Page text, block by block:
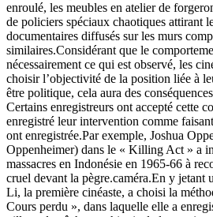
enroulé, les meubles en atelier de
de policiers spéciaux chaotiques attirant
documentaires diffusés sur les murs
similaires.Considérant que le
nécessairement ce qui est observé, les
choisir l’objectivité de la position liée à
être politique, cela aura des
Certains enregistreurs ont accepté cette
enregistré leur intervention comme
ont enregistrée.Par exemple, Joshua
Oppenheimer) dans le « Killing Act » a
massacres en Indonésie en 1965-66 à
cruel devant la pègre.caméra.En y
Li, la première cinéaste, a choisi la
Cours perdu », dans laquelle elle a